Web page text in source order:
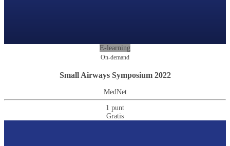
E-learning
On-demand
Small Airways Symposium 2022
MedNet
1 punt
Gratis